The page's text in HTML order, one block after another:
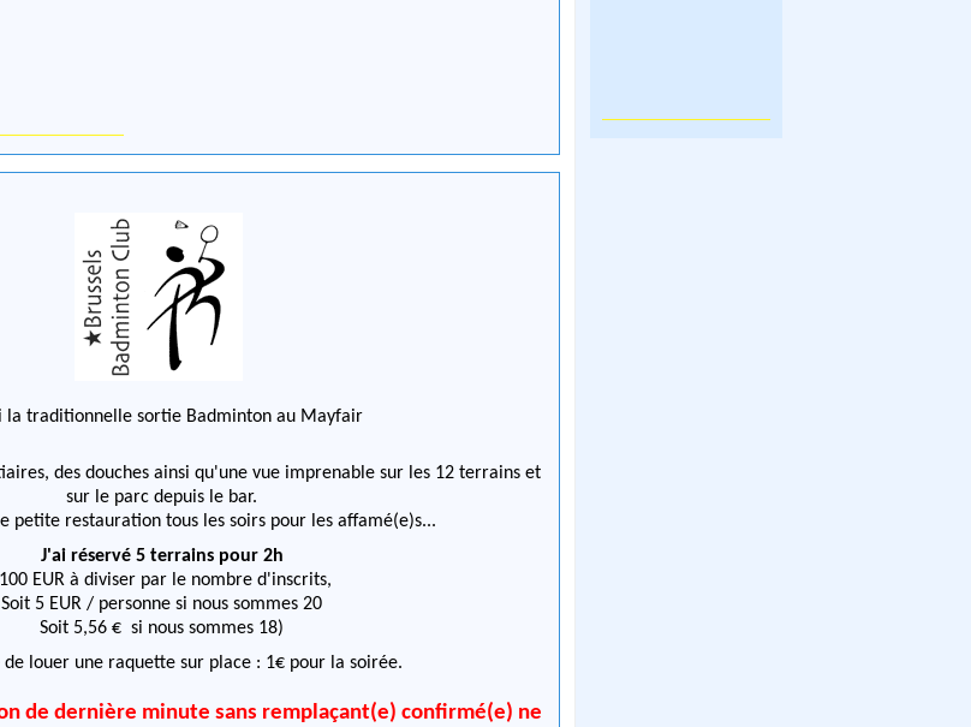
la traditionnelle sortie Badminton au Mayfair
des douches ainsi qu'une vue imprenable sur les 12 terrains et
sur le parc depuis le bar.
petite restauration tous les soirs pour les affamé(e)s...
J'ai réservé 5 terrains pour 2h
EUR à diviser par le nombre d'inscrits,
Soit 5 EUR / personne si nous sommes 20
Soit 5,56 € si nous sommes 18)
de louer une raquette sur place : 1€ pour la soirée.
de dernière minute sans remplaçant(e) confirmé(e) ne